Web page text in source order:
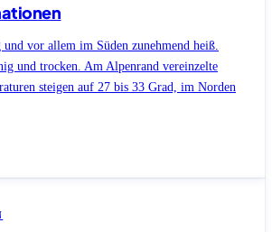
vor allem im Süden zunehmend heiß.
und trocken. Am Alpenrand vereinzelte
steigen auf 27 bis 33 Grad, im Norden